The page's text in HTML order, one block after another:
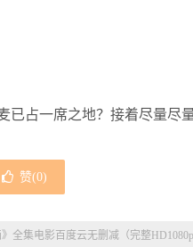
已占一席之地？接着尽量尽
赞(0)
》全集电影百度云无删减（完整